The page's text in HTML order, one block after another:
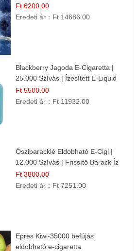
Gyümölcsös Frissesség!
Ft 6200.00
Eredeti ár： Ft 14686.00
Blackberry Jagoda E-Cigaretta |
25.000 Szívás | Ízesített E-Liquid
Ft 5500.00
Eredeti ár： Ft 11932.00
Őszibaracklé Eldobható E-Cigi |
12.000 Szívás | Frissítő Barack Íz
Ft 3800.00
Eredeti ár： Ft 7251.00
Epres Kiwi-35000 befújás
eldobható e-cigaretta